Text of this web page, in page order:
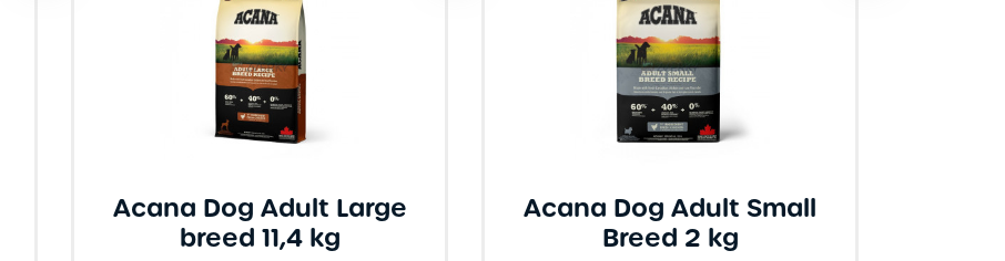
Acana Dog Adult Large
breed 11,4 kg
Acana Dog Adult Small
Breed 2 kg